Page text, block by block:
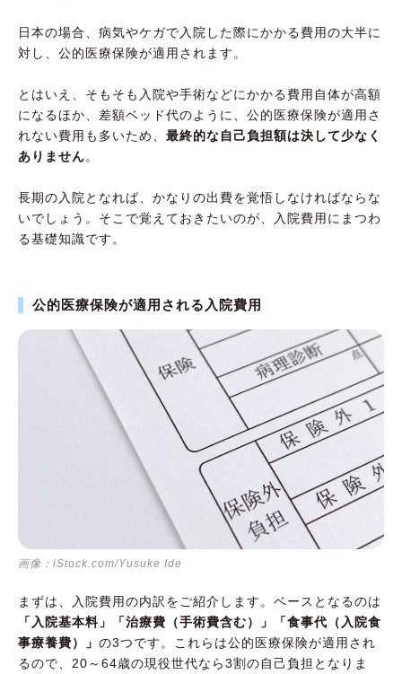
日本の場合、病気やケガで入院した際にかかる費用の大半に
対し、公的医療保険が適用されます。
とはいえ、そもそも入院や手術などにかかる費用自体が高額
になるほか、差額ベッド代のように、公的医療保険が適用さ
れない費用も多いため、 最終的な自己負担額は決して少なく
ありません。
長期の入院となれば、かなりの出費を覚悟しなければならな
いでしょう。そこで覚えておきたいのが、入院費用にまつわ
る基礎知識です。
公的医療保険が適用される入院費用
画像：iStock.com/Yusuke Ide
まずは、入院費用の内訳をご紹介します。ベースとなるのは
「入院基本料」「治療費（手術費含む）」「食事代（入院食
事療養費）」 の3つです。これらは公的医療保険が適用され
るので、20～64歳の現役世代なら3割の自己負担となりま